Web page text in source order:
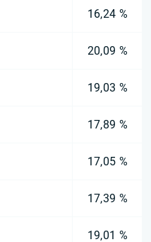
16,24 %
20,09 %
19,03 %
17,89 %
17,05 %
17,39 %
19,01 %